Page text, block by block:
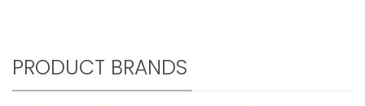
PRODUCT BRANDS